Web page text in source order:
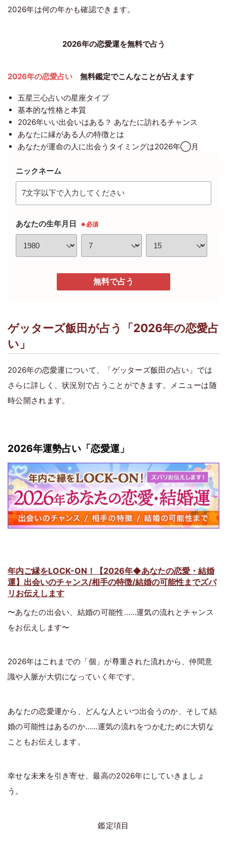
2026年は何の年かも確認できます。
2026年の恋愛運を無料で占う
2026年の恋愛占い 無料鑑定でこんなことが占えます
五星三心占いの星座タイプ
基本的な性格と本質
2026年いい出会いはある？ あなたに訪れるチャンス
あなたに縁がある人の特徴とは
あなたが運命の人に出会うタイミングは2026年◯月
ニックネーム
あなたの生年月日 ※必須
無料で占う
ゲッターズ飯田が占う「2026年の恋愛占
い」
2026年の恋愛運について、「ゲッターズ飯田の占い」では
さらに詳しく、状況別で占うことができます。メニューは随
時公開されます。
2026年運勢占い「恋愛運」
年内ご縁をLOCK-ON！【2026年◆あなたの恋愛・結婚
運】出会いのチャンス/相手の特徴/結婚の可能性までズバ
リお伝えします
〜あなたの出会い、結婚の可能性……運気の流れとチャンス
をお伝えします〜
2026年はこれまでの「個」が尊重された流れから、仲間意
識や人脈が大切になっていく年です。
あなたの恋愛運から、どんな人といつ出会うのか、そして結
婚の可能性はあるのか……運気の流れをつかむために大切な
こともお伝えします。
幸せな未来を引き寄せ、最高の2026年にしていきましょ
う。
鑑定項目